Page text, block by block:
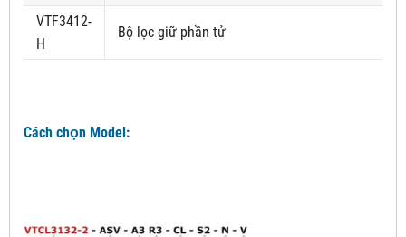
VTF3412-
H
Bộ lọc giữ phần tử
Cách chọn Model: